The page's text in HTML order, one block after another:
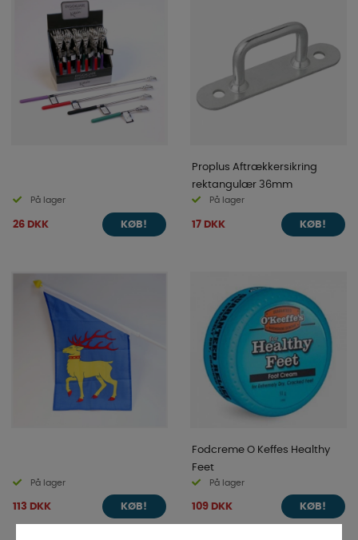
På lager
26 DKK KØB!
Proplus Aftrækkersikring
rektangulær 36mm
På lager
17 DKK KØB!
På lager
113 DKK KØB!
Fodcreme O Keffes Healthy
Feet
På lager
109 DKK KØB!